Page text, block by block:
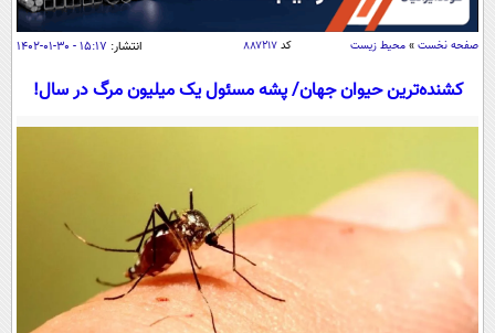
اقتصاد
اقتصادی
جامعه
یک برش دانایی
محیط زیست
سفر و تفریح
علم و دانش
فناوری و It
علمی
قرآن
گوناگون
صفحه نخست » محیط زیست کد۸۸۷۲۱۷ انتشار: ۱۵:۱۷ - ۳۰-۰۱-۱۴۰۲
کشنده‌ترین حیوان جهان/ پشه مسئول یک میلیون مرگ در سال!